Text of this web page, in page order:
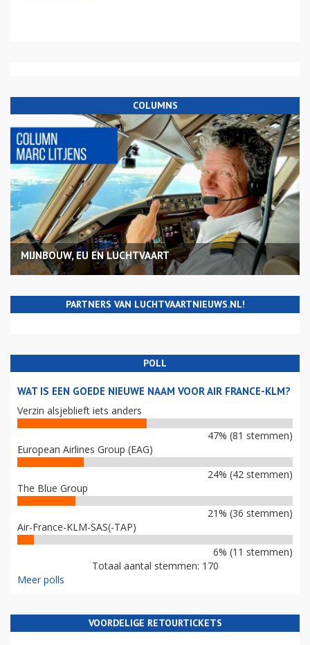
COLUMNS
MIJNBOUW, EU EN LUCHTVAART
PARTNERS VAN LUCHTVAARTNIEUWS.NL!
POLL
WAT IS EEN GOEDE NIEUWE NAAM VOOR AIR FRANCE-KLM?
Verzin alsjeblieft iets anders
47% (81 stemmen)
European Airlines Group (EAG)
24% (42 stemmen)
The Blue Group
21% (36 stemmen)
Air-France-KLM-SAS(-TAP)
6% (11 stemmen)
Totaal aantal stemmen: 170
Meer polls
VOORDELIGE RETOURTICKETS